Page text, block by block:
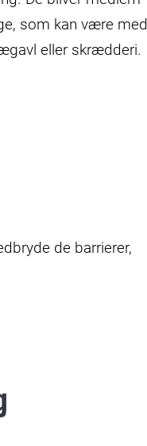
som kan være med
eller skrædderi.
de barrierer,